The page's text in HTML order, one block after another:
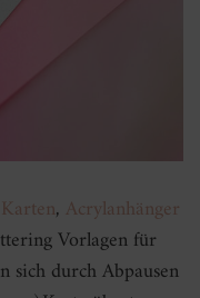
Karten, Acrylanhänger
Vorlagen für
sich durch Abpausen